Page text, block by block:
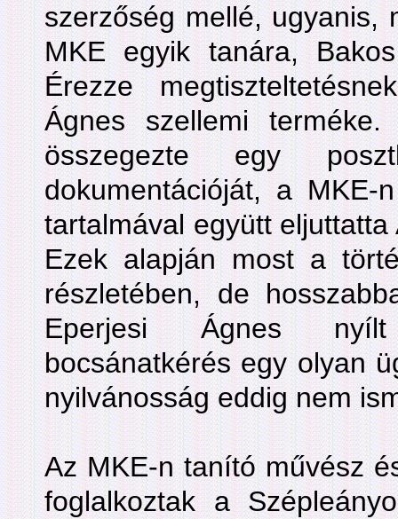
szerzőség mellé, ugyanis,
MKE egyik tanára,
Érezze
Ágnes szellemi
összegezte egy
dokumentációját, a
tartalmával együtt
Ezek alapján most a
részletében, de
Eperjesi Ágnes
bocsánatkérés egy olyan
nyilvánosság eddig nem
Az MKE-n tanító művész
foglalkoztak a